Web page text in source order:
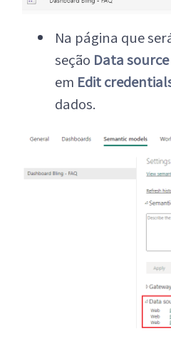
Na página que
seção Data
em Edit
dados.